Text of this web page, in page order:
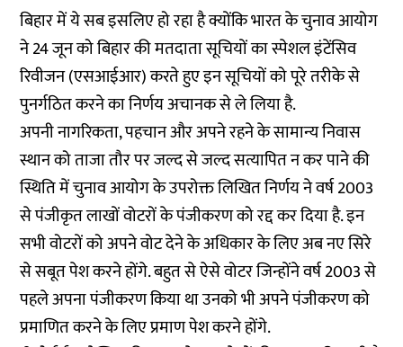
बिहार में ये सब इसलिए हो रहा है क्योंकि भारत के चुनाव आयोग
ने 24 जून को बिहार की मतदाता सूचियों का स्पेशल इंटेंसिव
रिवीजन (एसआईआर) करते हुए इन सूचियों को पूरे तरीके से
पुनर्गठित करने का निर्णय अचानक से ले लिया है.
अपनी नागरिकता, पहचान और अपने रहने के सामान्य निवास
स्थान को ताजा तौर पर जल्द से जल्द सत्यापित न कर पाने की
स्थिति में चुनाव आयोग के उपरोक्त लिखित निर्णय ने वर्ष 2003
से पंजीकृत लाखों वोटरों के पंजीकरण को रद्द कर दिया है. इन
सभी वोटरों को अपने वोट देने के अधिकार के लिए अब नए सिरे
से सबूत पेश करने होंगे. बहुत से ऐसे वोटर जिन्होंने वर्ष 2003 से
पहले अपना पंजीकरण किया था उनको भी अपने पंजीकरण को
प्रमाणित करने के लिए प्रमाण पेश करने होंगे.